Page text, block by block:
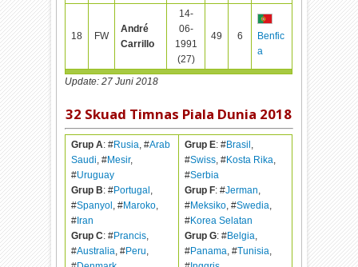
18 FW
André
Carrillo
14-
06-
1991
(27)
49 6
Benfic
a
Update: 27 Juni 2018
32 Skuad Timnas Piala Dunia 2018
Grup A: #Rusia, #Arab
Saudi, #Mesir,
#Uruguay
Grup B: #Portugal ,
#Spanyol , #Maroko,
# Iran
Grup C: #Prancis,
#Australia, #Peru,
Grup E: #Brasil ,
#Swiss, #Kosta Rika,
#Serbia
Grup F: #Jerman,
#Meksiko, #Swedia,
#Korea Selatan
Grup G: #Belgia,
#Panama, #Tunisia,